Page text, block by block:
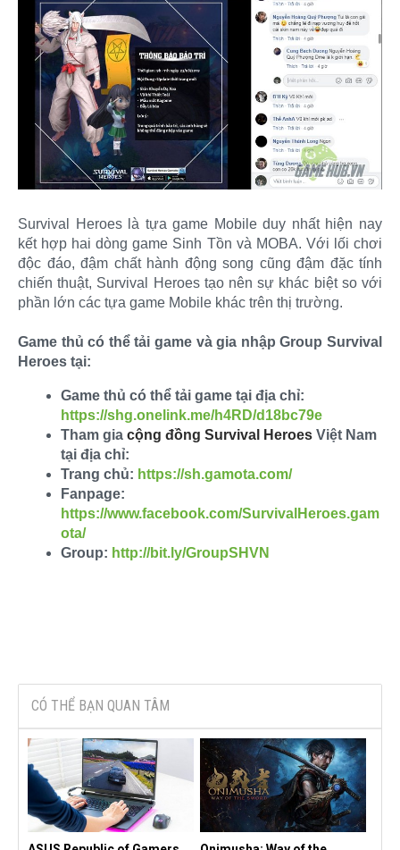
Survival Heroes là tựa game Mobile duy nhất hiện nay
kết hợp hai dòng game Sinh Tồn và MOBA. Với lối chơi
độc đáo, đậm chất hành động song cũng đậm đặc tính
chiến thuật, Survival Heroes tạo nên sự khác biệt so với
phần lớn các tựa game Mobile khác trên thị trường.
Game thủ có thể tải game và gia nhập Group Survival
Heroes tại:
Game thủ có thể tải game tại địa chỉ:
https://shg.onelink.me/h4RD/d18bc79e
Tham gia cộng đồng Survival Heroes Việt Nam
tại địa chỉ:
Trang chủ: https://sh.gamota.com/
Fanpage:
https://www.facebook.com/SurvivalHeroes.gam
ota/
Group: http://bit.ly/GroupSHVN
CÓ THỂ BẠN QUAN TÂM